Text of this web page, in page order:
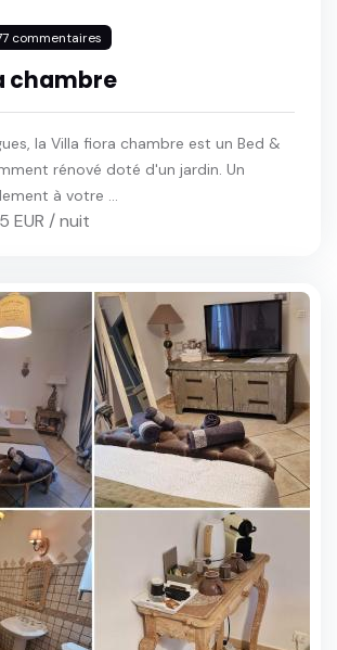
commentaires
chambre
la Villa fiora chambre est un Bed &
rénové doté d'un jardin. Un
à votre ...
EUR / nuit